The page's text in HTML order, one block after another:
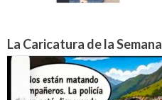
La Caricatura de la Semana